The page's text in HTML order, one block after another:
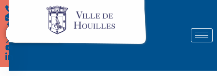
Démarches